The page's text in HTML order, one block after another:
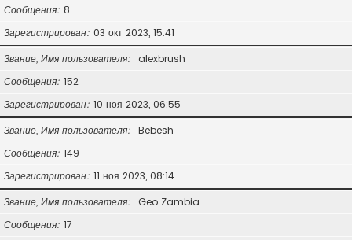
Сообщения 8
Зарегистрирован 03 окт 2023, 15:41
Звание, Имя пользователя
alexbrush
Сообщения 152
Зарегистрирован 10 ноя 2023, 06:55
Звание, Имя пользователя
Bebesh
Сообщения 149
Зарегистрирован 11 ноя 2023, 08:14
Звание, Имя пользователя
Geo Zambia
Сообщения 17